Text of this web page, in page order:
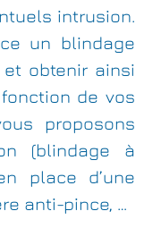
intrusion.
un blindage
obtenir ainsi
de vos
proposons
(blindage à
place d’une
anti-pince, …